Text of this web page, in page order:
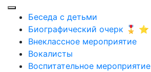
Беседа с детьми
Биографический очерк 🎖️ ⭐
Внеклассное мероприятие
Вокалисты
Воспитательное мероприятие